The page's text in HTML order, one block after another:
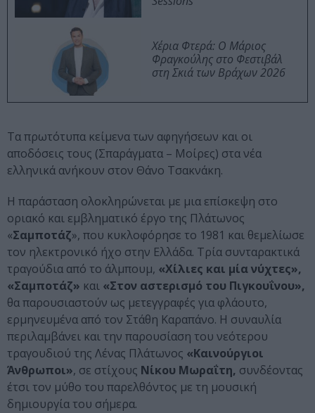
Χέρια Φτερά: Ο Μάριος
Φραγκούλης στο Φεστιβάλ
στη Σκιά των Βράχων 2026
Τα πρωτότυπα κείμενα των αφηγήσεων και οι
αποδόσεις τους (Σπαράγματα – Μοίρες) στα νέα
ελληνικά ανήκουν στον Θάνο Τσακνάκη.
Η παράσταση ολοκληρώνεται με μια επίσκεψη στο
οριακό και εμβληματικό έργο της Πλάτωνος
«Σαμποτάζ», που κυκλοφόρησε το 1981 και θεμελίωσε
τον ηλεκτρονικό ήχο στην Ελλάδα. Τρία συνταρακτικά
τραγούδια από το άλμπουμ, «Χίλιες και μία νύχτες»,
«Σαμποτάζ» και «Στον αστερισμό του Πιγκουΐνου»,
θα παρουσιαστούν ως μετεγγραφές για φλάουτο,
ερμηνευμένα από τον Στάθη Καραπάνο. Η συναυλία
περιλαμβάνει και την παρουσίαση του νεότερου
τραγουδιού της Λένας Πλάτωνος «Καινούργιοι
Άνθρωποι», σε στίχους Νίκου Μωραΐτη, συνδέοντας
έτσι τον μύθο του παρελθόντος με τη μουσική
δημιουργία του σήμερα.